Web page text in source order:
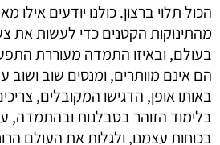
הכול תלוי ברצון. כולנו יודעים אילו
מהתינוקות הקטנים כדי לעשות את
בעולם, ובאיזו התמדה מעוררת
הם אינם מוותרים, ומנסים שוב
באותו אופן, הדגישו המקובלים,
בלימוד הזוהר בסבלנות ובהתמדה,
בכוחות עצמנו, ולגלות את העולם